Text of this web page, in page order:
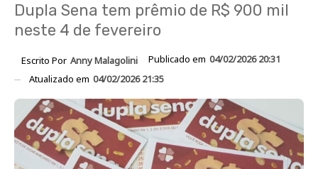
Dupla Sena tem prêmio de R$ 900 mil
neste 4 de fevereiro
Escrito Por Anny Malagolini Publicado em 04/02/2026 20:31
Atualizado em 04/02/2026 21:35